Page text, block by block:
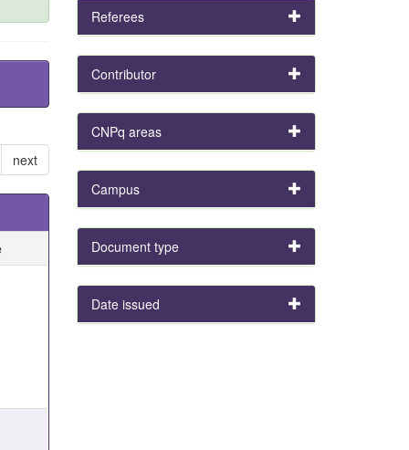
next
Referees
Contributor
CNPq areas
Campus
Document type
Date issued